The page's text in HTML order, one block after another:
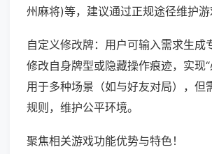
州麻将)等，建议通过正规途径维护游
自定义修改牌：用户可输入需求生成
修改自身牌型或隐藏操作痕迹，实现
用于多种场景（如与好友对局），但
规则，维护公平环境。
聚焦相关游戏功能优势与特色！